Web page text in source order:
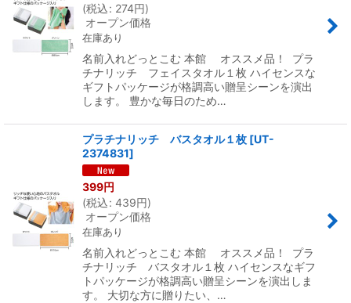
(税込: 274円)
オープン価格
在庫あり
名前入れどっとこむ 本館 オススメ品！ プラ
チナリッチ フェイスタオル１枚 ハイセンスな
ギフトパッケージが格調高い贈呈シーンを演出
します。 豊かな毎日のため…
プラチナリッチ バスタオル１枚 [UT-
2374831]
399円
(税込: 439円)
オープン価格
在庫あり
名前入れどっとこむ 本館 オススメ品！ プラ
チナリッチ バスタオル１枚 ハイセンスなギフ
トパッケージが格調高い贈呈シーンを演出しま
す。 大切な方に贈りたい、…